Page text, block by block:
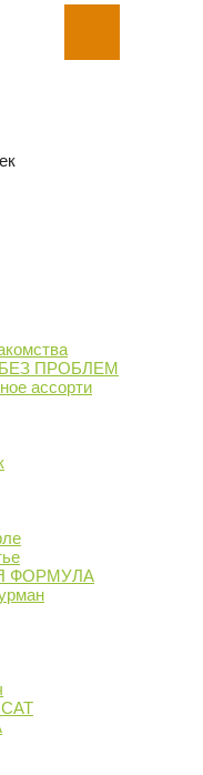
БЕЗ ПРОБЛЕМ
ассорти
ФОРМУЛА